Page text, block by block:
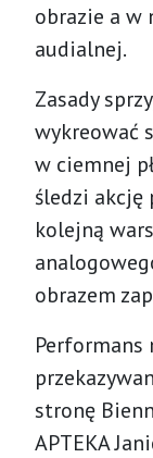
obrazie a
audialnej.
Zasady
wykreować
w ciemnej
śledzi akcję
kolejną
obrazem
Performans
stronę
APTEKA